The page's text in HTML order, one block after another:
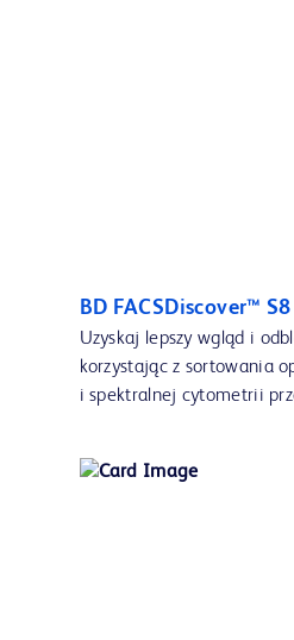
BD FACSDiscover™
Uzyskaj lepszy wgląd i
korzystając z sortowania
i spektralnej cytometrii